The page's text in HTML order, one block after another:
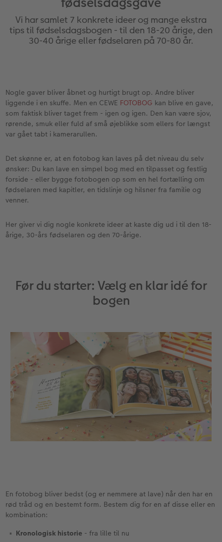
Inspiration
Nem billedoverførsel
CEWE FOTOBOG Color pop
Panoramaside
Tilbehør
Forstørrelse på fotopapir
Fotosæt
Engangskamera print
Analoge billeder
Gratis fotolagring
Pasfoto
Billede på aluminiumsplade
Galleritryk
Fotoplakat med kort
Fotoplakat med plakatliste
hexxas
Flerdelt vægbillede
Velkomstskilt
Inspiration
Tilbehør
Tekstiler
Skole og kontor
Fyld-selv gaveæske
Mobilcovers
Inspiration
CEWE Gavekort
Gratis fotolagring
Pasfoto
Design selv
Alle anledninger
Postkort
Kort med fotoindstik
Menukort
Direkte forsendelse
Digitalt festkort
Inspiration
Valgmuligheder
Tilbehør
Vi har samlet 7 konkrete ideer og mange ekstra
tips til fødselsdagsbogen - til den 18-20 årige, den
30-40 årige eller fødselaren på 70-80 år.
Nogle gaver bliver åbnet og hurtigt brugt op. Andre bliver
liggende i en skuffe. Men en CEWE FOTOBOG kan blive en gave,
som faktisk bliver taget frem - igen og igen. Den kan være sjov,
rørende, smuk eller fuld af små øjeblikke som ellers for længst
var gået tabt i kamerarullen.
Det skønne er, at en fotobog kan laves på det niveau du selv
ønsker: Du kan lave en simpel bog med en tilpasset og festlig
forside - eller bygge fotobogen op som en hel fortælling om
fødselaren med kapitler, en tidslinje og hilsner fra familie og
venner.
Her giver vi dig nogle konkrete ideer at kaste dig ud i til den 18-
årige, 30-års fødselaren og den 70-årige.
Før du starter: Vælg en klar idé for
bogen
En fotobog bliver bedst (og er nemmere at lave) når den har en
rød tråd og en bestemt form. Bestem dig for en af disse eller en
kombination:
Kronologisk historie - fra lille til nu